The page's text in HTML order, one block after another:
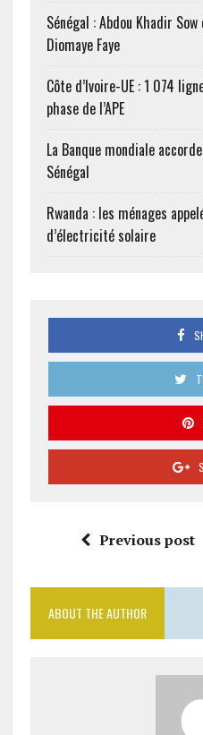
Sénégal : Abdou Khadir
Diomaye Faye
Côte d’Ivoire-UE : 1 074
phase de l’APE
La Banque mondiale
Sénégal
Rwanda : les ménages
d’électricité solaire
Previous post
ABOUT THE AUTHOR